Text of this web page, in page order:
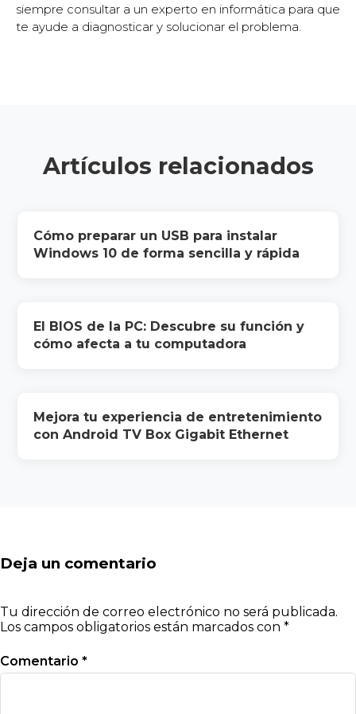
siempre consultar a un experto en informática para que
te ayude a diagnosticar y solucionar el problema.
Artículos relacionados
Cómo preparar un USB para instalar
Windows 10 de forma sencilla y rápida
El BIOS de la PC: Descubre su función y
cómo afecta a tu computadora
Mejora tu experiencia de entretenimiento
con Android TV Box Gigabit Ethernet
Deja un comentario
Tu dirección de correo electrónico no será publicada.
Los campos obligatorios están marcados con *
Comentario *